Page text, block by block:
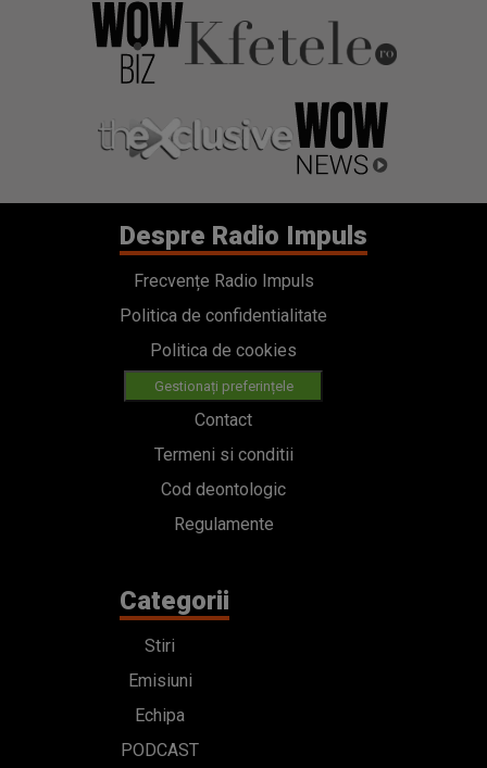
Despre Radio Impuls
Frecvențe Radio Impuls
Politica de confidentialitate
Politica de cookies
Gestionați preferințele
Contact
Termeni si conditii
Cod deontologic
Regulamente
Categorii
Stiri
Emisiuni
Echipa
PODCAST